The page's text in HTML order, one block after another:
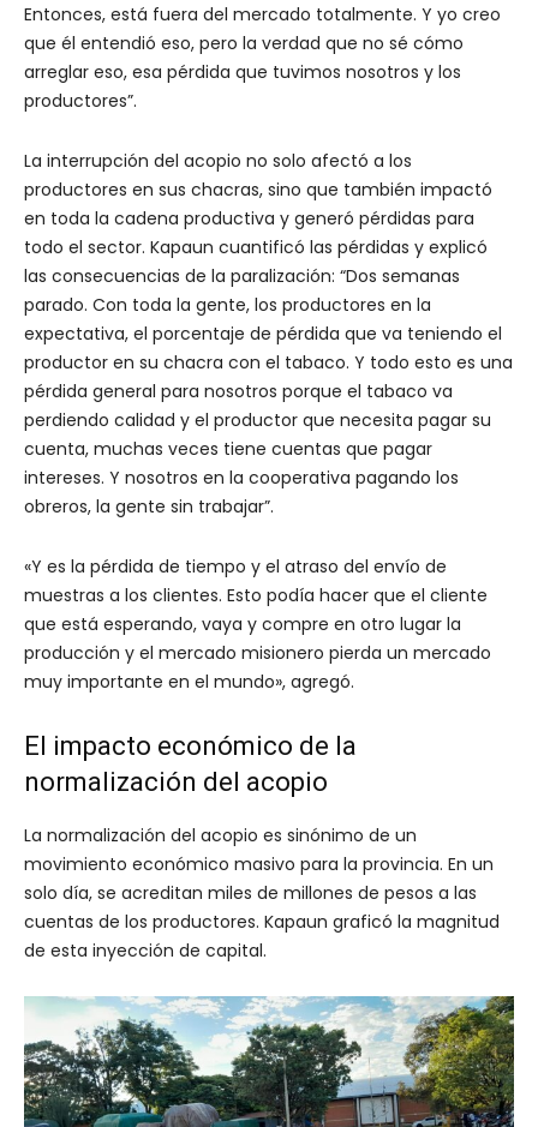
Entonces, está fuera del mercado totalmente. Y yo creo
que él entendió eso, pero la verdad que no sé cómo
arreglar eso, esa pérdida que tuvimos nosotros y los
productores”.
La interrupción del acopio no solo afectó a los
productores en sus chacras, sino que también impactó
en toda la cadena productiva y generó pérdidas para
todo el sector. Kapaun cuantificó las pérdidas y explicó
las consecuencias de la paralización: “Dos semanas
parado. Con toda la gente, los productores en la
expectativa, el porcentaje de pérdida que va teniendo el
productor en su chacra con el tabaco. Y todo esto es una
pérdida general para nosotros porque el tabaco va
perdiendo calidad y el productor que necesita pagar su
cuenta, muchas veces tiene cuentas que pagar
intereses. Y nosotros en la cooperativa pagando los
obreros, la gente sin trabajar”.
«Y es la pérdida de tiempo y el atraso del envío de
muestras a los clientes. Esto podía hacer que el cliente
que está esperando, vaya y compre en otro lugar la
producción y el mercado misionero pierda un mercado
muy importante en el mundo», agregó.
El impacto económico de la
normalización del acopio
La normalización del acopio es sinónimo de un
movimiento económico masivo para la provincia. En un
solo día, se acreditan miles de millones de pesos a las
cuentas de los productores. Kapaun graficó la magnitud
de esta inyección de capital.